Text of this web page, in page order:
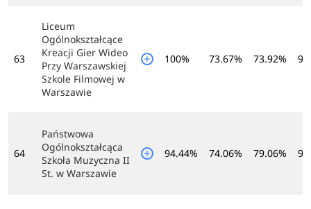
63
Liceum
Ogólnokształcące
Kreacji Gier Wideo
Przy Warszawskiej
Szkole Filmowej w
Warszawie
100% 73.67% 73.92%
64
Państwowa
Ogólnokształcąca
Szkoła Muzyczna II
St. w Warszawie
94.44% 74.06% 79.06%